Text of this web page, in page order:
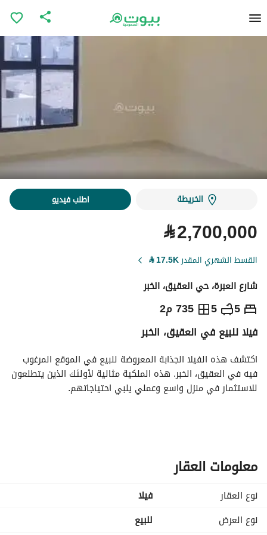
الخريطة اطلب فيديو
⃁2,700,000
القسط الشهري المقدر17.5K
⃁
شارع العبرة، حي العقيق، الخبر
5
5 735 م2 ⃁
2,700,000
التفاصيل معلومات ترخيص الإعلان
فيلا للبيع في العقيق، الخبر
للاستثمار في منزل واسع وعملي يلبي احتياجاتهم.
- المدينة: الخبر
- الموقع: العقيق
- السعر: 2,700,000 ريال سعودي
- عدد الغرف: لا ينطبق (تعامل كاستوديو)
- عدد الحمامات: 0 (مرونة في تخطيط الطابق المفتوح)
- مفروشة: غير مفروشة
معلومات العقار
نوع العقار
فیلا
نوع العرض
للبيع